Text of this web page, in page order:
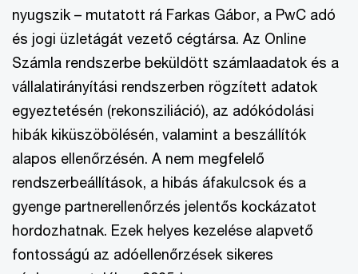
nyugszik – mutatott rá Farkas Gábor, a PwC adó
és jogi üzletágát vezető cégtársa. Az Online
Számla rendszerbe beküldött számlaadatok és a
vállalatirányítási rendszerben rögzített adatok
egyeztetésén (rekonsziliáció), az adókódolási
hibák kiküszöbölésén, valamint a beszállítók
alapos ellenőrzésén. A nem megfelelő
rendszerbeállítások, a hibás áfakulcsok és a
gyenge partnerellenőrzés jelentős kockázatot
hordozhatnak. Ezek helyes kezelése alapvető
fontosságú az adóellenőrzések sikeres